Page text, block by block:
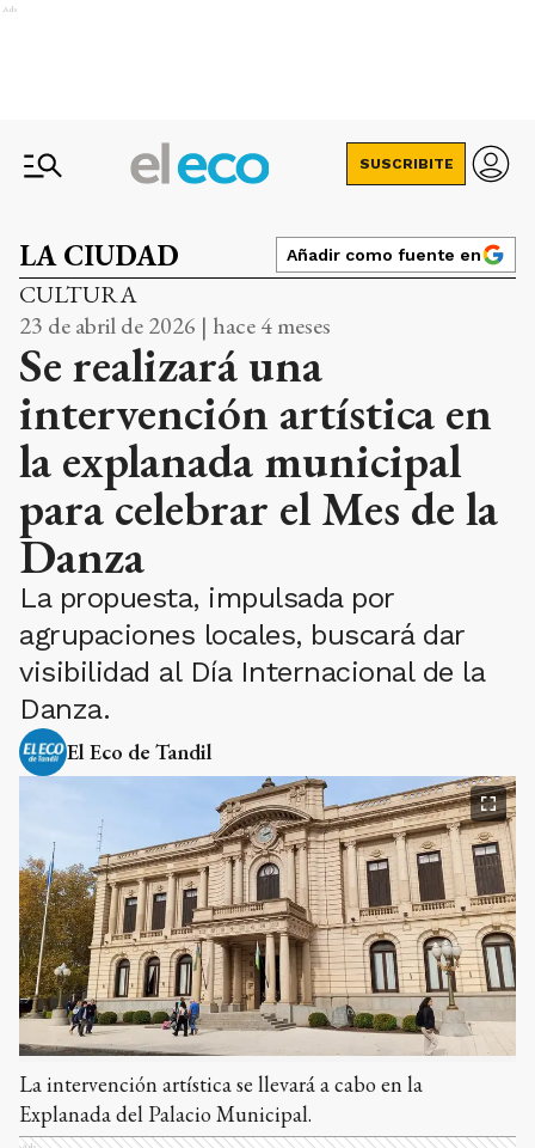
Ads
SUSCRIBITE
LA CIUDAD Añadir como fuente en
CULTURA
23 de abril de 2026 | hace 4 meses
Se realizará una
intervención artística en
la explanada municipal
para celebrar el Mes de la
Danza
La propuesta, impulsada por
agrupaciones locales, buscará dar
visibilidad al Día Internacional de la
Danza.
El Eco de Tandil
La intervención artística se llevará a cabo en la
Explanada del Palacio Municipal.
Ads